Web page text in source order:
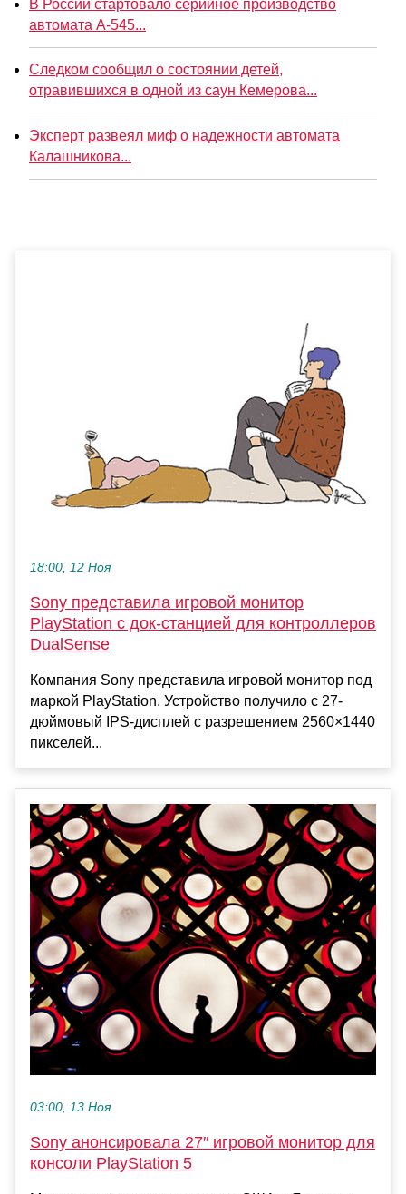
В России стартовало серийное производство
автомата А-545...
Следком сообщил о состоянии детей,
отравившихся в одной из саун Кемерова...
Эксперт развеял миф о надежности автомата
Калашникова...
18:00, 12 Ноя
Sony представила игровой монитор
PlayStation с док-станцией для контроллеров
DualSense
Компания Sony представила игровой монитор под
маркой PlayStation. Устройство получило с 27-
дюймовый IPS-дисплей с разрешением 2560×1440
пикселей...
03:00, 13 Ноя
Sony анонсировала 27″ игровой монитор для
консоли PlayStation 5